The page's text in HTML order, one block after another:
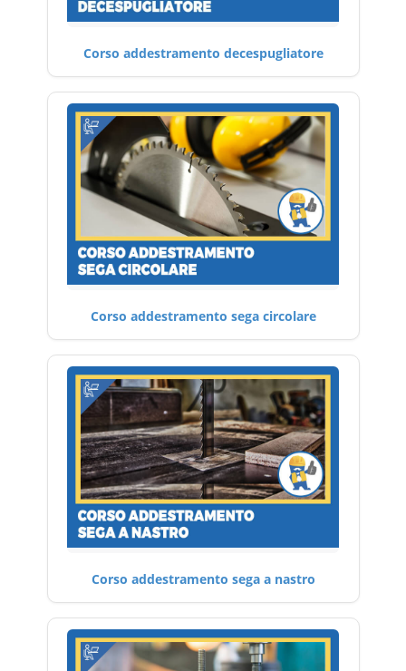
Corso addestramento decespugliatore
Corso addestramento sega circolare
Corso addestramento sega a nastro